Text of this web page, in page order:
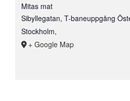
Mitas mat
Sibyllegatan, T-baneuppgång
Stockholm,
+ Google Map